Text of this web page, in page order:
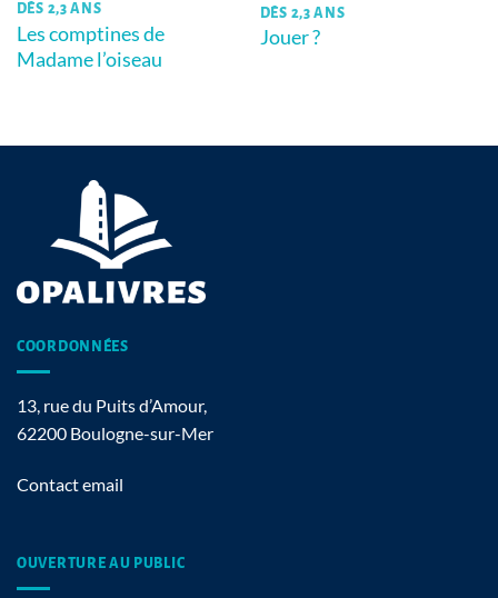
DÈS 2,3 ANS
Les comptines de
Madame l’oiseau
DÈS 2,3 ANS
Jouer ?
COORDONNÉES
13, rue du Puits d’Amour,
62200 Boulogne-sur-Mer
Contact email
OUVERTURE AU PUBLIC